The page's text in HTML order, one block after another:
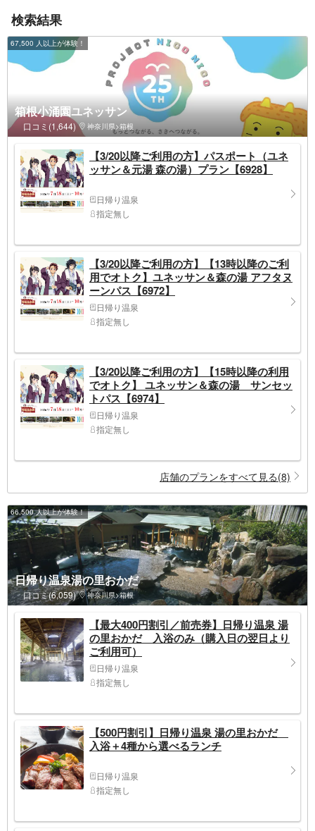
検索結果
67,500 人以上が体験！
箱根小涌園ユネッサン
口コミ(1,644) 神奈川県>箱根
【3/20以降ご利用の方】パスポート（ユネ
ッサン＆元湯 森の湯）プラン【6928】
日帰り温泉
指定無し
【3/20以降ご利用の方】【13時以降のご利
用でオトク】ユネッサン＆森の湯 アフタヌ
ーンパス【6972】
日帰り温泉
指定無し
【3/20以降ご利用の方】【15時以降の利用
でオトク】 ユネッサン＆森の湯 サンセッ
トパス【6974】
日帰り温泉
指定無し
店舗のプランをすべて見る(8)
66,500 人以上が体験！
日帰り温泉湯の里おかだ
口コミ(6,059) 神奈川県>箱根
【最大400円割引／前売券】日帰り温泉 湯
の里おかだ 入浴のみ（購入日の翌日より
ご利用可）
日帰り温泉
指定無し
【500円割引】日帰り温泉 湯の里おかだ
入浴＋4種から選べるランチ
日帰り温泉
指定無し